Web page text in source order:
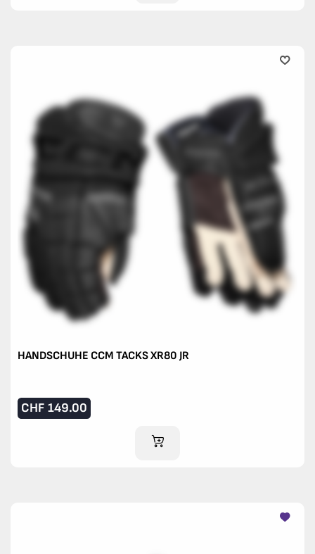
HANDSCHUHE CCM TACKS XR80 JR
CHF 149.00
IM WARENKORB